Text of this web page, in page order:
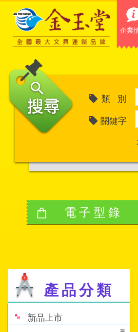
企業
類 別
關鍵字
電子型錄
產品分類
新品上市